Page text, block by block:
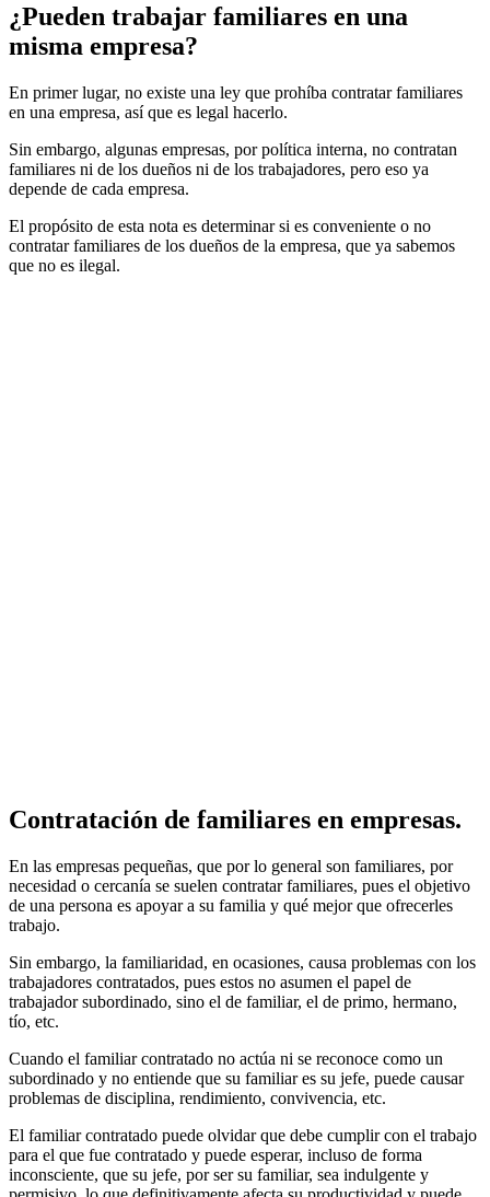
¿Pueden trabajar familiares en una
misma empresa?
En primer lugar, no existe una ley que prohíba contratar familiares
en una empresa, así que es legal hacerlo.
Sin embargo, algunas empresas, por política interna, no contratan
familiares ni de los dueños ni de los trabajadores, pero eso ya
depende de cada empresa.
El propósito de esta nota es determinar si es conveniente o no
contratar familiares de los dueños de la empresa, que ya sabemos
que no es ilegal.
Contratación de familiares en empresas.
En las empresas pequeñas, que por lo general son familiares, por
necesidad o cercanía se suelen contratar familiares, pues el objetivo
de una persona es apoyar a su familia y qué mejor que ofrecerles
trabajo.
Sin embargo, la familiaridad, en ocasiones, causa problemas con los
trabajadores contratados, pues estos no asumen el papel de
trabajador subordinado, sino el de familiar, el de primo, hermano,
tío, etc.
Cuando el familiar contratado no actúa ni se reconoce como un
subordinado y no entiende que su familiar es su jefe, puede causar
problemas de disciplina, rendimiento, convivencia, etc.
El familiar contratado puede olvidar que debe cumplir con el trabajo
para el que fue contratado y puede esperar, incluso de forma
inconsciente, que su jefe, por ser su familiar, sea indulgente y